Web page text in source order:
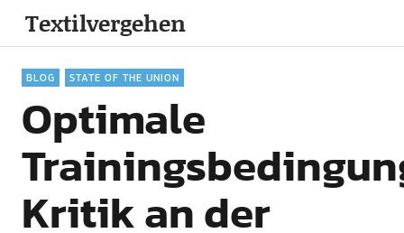
Textilvergehen
BLOG STATE OF THE UNION
Optimale
Kritik an der